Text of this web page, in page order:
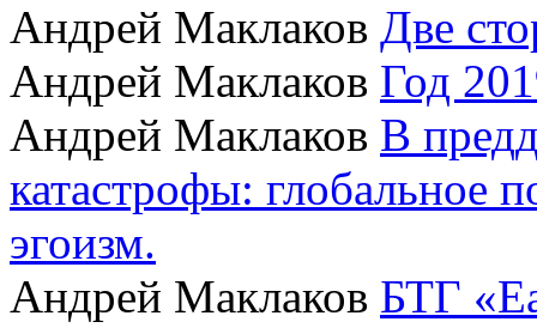
Андрей Маклаков Две
Андрей Маклаков Год
Андрей Маклаков В
катастрофы: глобальное
эгоизм.
Андрей Маклаков БТГ